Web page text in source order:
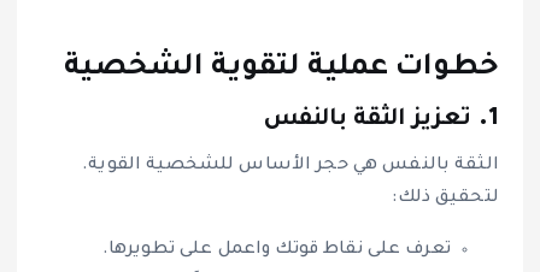
خطوات عملية لتقوية الشخصية
1. تعزيز الثقة بالنفس
الثقة بالنفس هي حجر الأساس للشخصية القوية.
لتحقيق ذلك:
تعرف على نقاط قوتك واعمل على تطويرها.